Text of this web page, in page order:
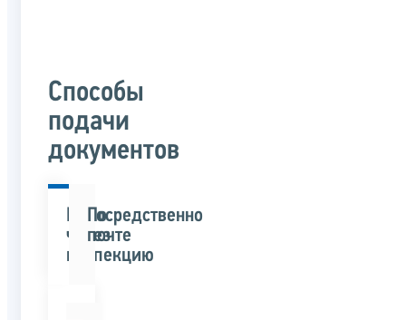
Способы
подачи
документов
Непосредственно
через
инспекцию
По
почте